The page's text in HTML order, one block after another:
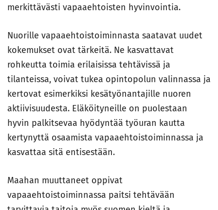
merkittävästi vapaaehtoisten hyvinvointia.
Nuorille vapaaehtoistoiminnasta saatavat uudet
kokemukset ovat tärkeitä. Ne kasvattavat
rohkeutta toimia erilaisissa tehtävissä ja
tilanteissa, voivat tukea opintopolun valinnassa ja
kertovat esimerkiksi kesätyönantajille nuoren
aktiivisuudesta. Eläköityneille on puolestaan
hyvin palkitsevaa hyödyntää työuran kautta
kertynyttä osaamista vapaaehtoistoiminnassa ja
kasvattaa sitä entisestään.
Maahan muuttaneet oppivat
vapaaehtoistoiminnassa paitsi tehtävään